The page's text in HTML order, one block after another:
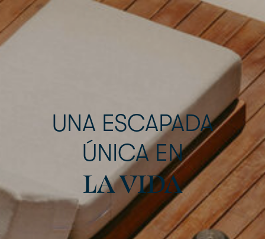
UNA ESCAPADA
ÚNICA EN
LAVIDA